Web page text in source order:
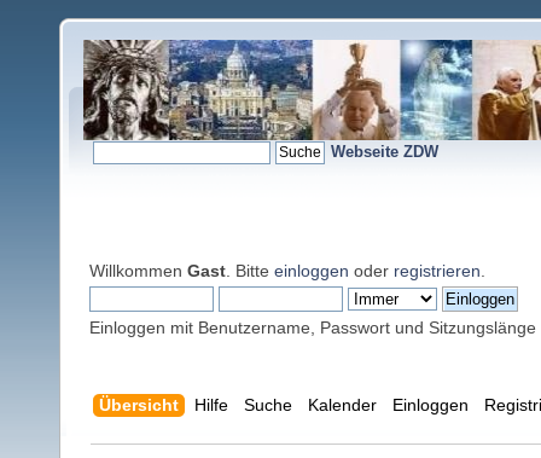
Webseite ZDW
Willkommen Gast . Bitte einloggen oder registrieren
Einloggen mit Benutzername, Passwort und Sitzungslänge
Übersicht Hilfe Suche Kalender Einloggen